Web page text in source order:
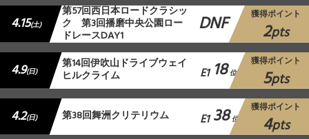
4.15(土)
第57回西日本ロードクラシッ
ク 第3回播磨中央公園ロー
ドレースDAY1 DNF 獲得ポイント
2pts
4.9(日) 第14回伊吹山ドライブウェイ
ヒルクライム E1 18 位
獲得ポイント
5pts
4.2(日) 第38回舞洲クリテリウム E1 38 位
獲得ポイント
4pts